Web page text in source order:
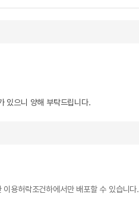
있으니 양해 부탁드립니다.
용허락조건하에서만 배포할 수 있습니다.